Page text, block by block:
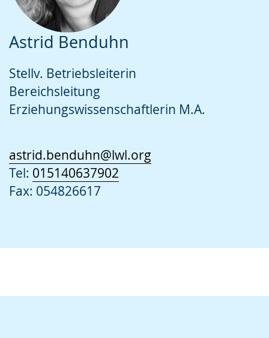
Astrid Benduhn
Stellv. Betriebsleiterin
Bereichsleitung
Erziehungswissenschaftlerin M.A.
astrid.benduhn@lwl.org
Tel: 015140637902
Fax: 054826617